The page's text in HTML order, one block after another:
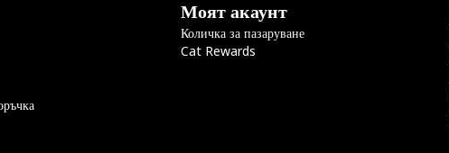
Моят акаунт
Количка за пазаруване
Cat Rewards